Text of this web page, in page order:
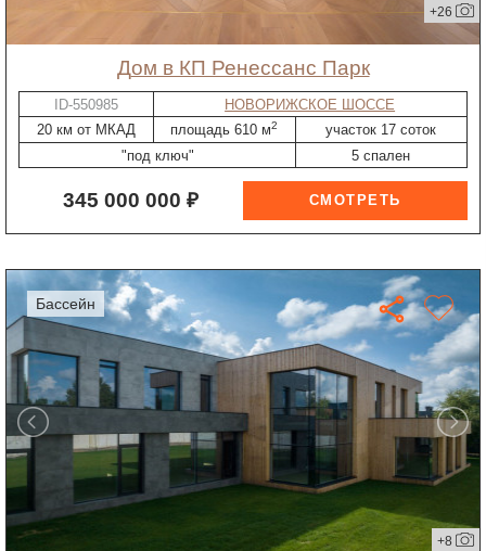
+26
дом в КП Ренессанс Парк
ID-550985
НОВОРИЖСКОЕ ШОССЕ
20 км от МКАД
площадь 610 м2
участок 17 соток
"под ключ"
5 спален
345 000 000 ₽
бассейн
+8